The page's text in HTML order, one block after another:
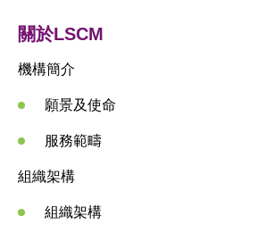
科技分享
會籍
關於LSCM
機構簡介
願景及使命
服務範疇
組織架構
組織架構